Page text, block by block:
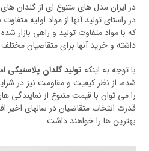
در ایران مدل های متنوع ای از گلدان
در راستای تولید آنها از مواد اولیه
که با مواد متفاوت تولید و راهی بازار
داشته و خرید آنها برای متقاضیان
با توجه به اینکه تولید گلدان پلاستیکی
شده، از نظر کیفیت و مقاومت نیز در
را می توان با قیمت متنوع از نمایندگی
قدرت انتخاب متقاضیان در سالهای اخیر
بهترین ها را خواهند داشت.